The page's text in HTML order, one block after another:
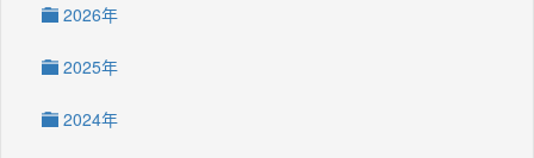
2026年
2025年
2024年